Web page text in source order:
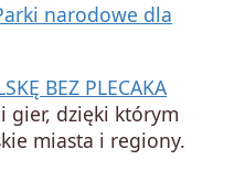
narodowe dla
BEZ PLECAKA
gier, dzięki którym
miasta i regiony.